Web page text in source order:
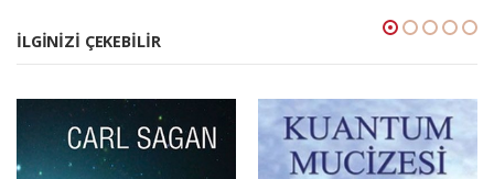
İLGINIZI ÇEKEBILIR